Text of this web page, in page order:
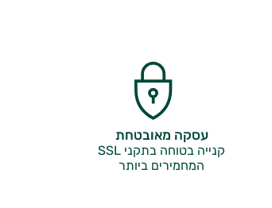
עסקה מאובטחת
קנייה בטוחה בתקני SSL
המחמירים ביותר